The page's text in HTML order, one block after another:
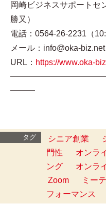
岡崎ビジネスサポートセ
勝又）
電話：0564-26-2231（
メール：info@oka-biz.net
URL： https://www.oka-
━━━
タグ シニア創業
門性
オンラ
ング
オンラ
Zoom
ミー
フォーマンス